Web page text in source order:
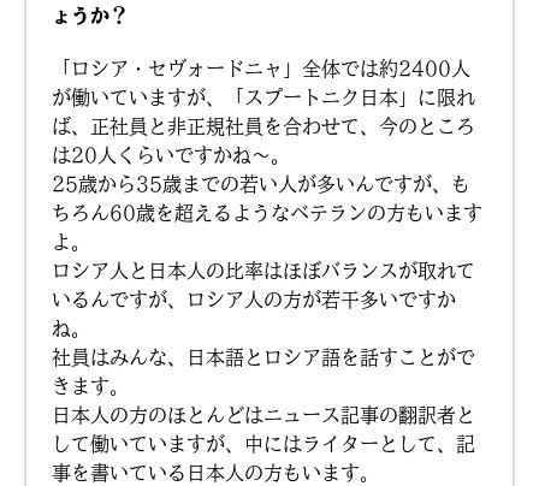
ょうか？
「ロシア・セヴォードニャ」全体では約2400人
が働いていますが、「スプートニク日本」に限れ
ば、正社員と非正規社員を合わせて、今のところ
は20人くらいですかね〜。
25歳から35歳までの若い人が多いんですが、も
ちろん60歳を超えるようなベテランの方もいます
よ。
ロシア人と日本人の比率はほぼバランスが取れて
いるんですが、ロシア人の方が若干多いですか
ね。
社員はみんな、日本語とロシア語を話すことがで
きます。
日本人の方のほとんどはニュース記事の翻訳者と
して働いていますが、中にはライターとして、記
事を書いている日本人の方もいます。